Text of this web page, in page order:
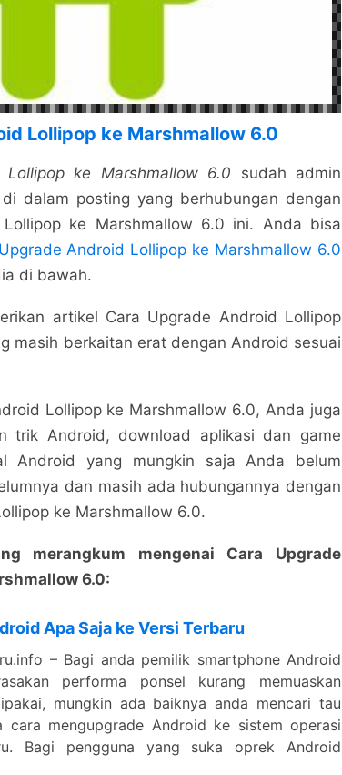
Lollipop ke Marshmallow 6.0
ke Marshmallow 6.0 sudah admin
dalam posting yang berhubungan dengan
ke Marshmallow 6.0 ini. Anda bisa
Android Lollipop ke Marshmallow 6.0
di bawah.
artikel Cara Upgrade Android Lollipop
masih berkaitan erat dengan Android sesuai
Lollipop ke Marshmallow 6.0, Anda juga
trik Android, download aplikasi dan game
Android yang mungkin saja Anda belum
dan masih ada hubungannya dengan
ke Marshmallow 6.0.
merangkum mengenai Cara Upgrade
6.0:
Apa Saja ke Versi Terbaru
– Bagi anda pemilik smartphone Android
performa ponsel kurang memuaskan
mungkin ada baiknya anda mencari tau
cara mengupgrade Android ke sistem operasi
Bagi pengguna yang suka oprek Android